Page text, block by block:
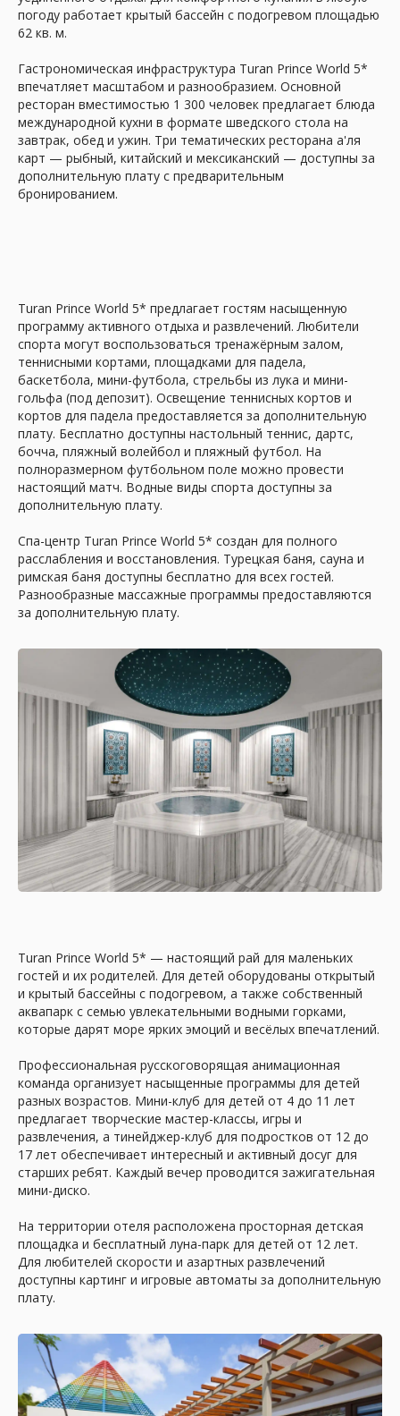
погоду работает крытый бассейн с подогревом площадью
62 кв. м.
Гастрономическая инфраструктура Turan Prince World 5*
впечатляет масштабом и разнообразием. Основной
ресторан вместимостью 1 300 человек предлагает блюда
международной кухни в формате шведского стола на
завтрак, обед и ужин. Три тематических ресторана а'ля
карт — рыбный, китайский и мексиканский — доступны за
дополнительную плату с предварительным
бронированием.
Turan Prince World 5* предлагает гостям насыщенную
программу активного отдыха и развлечений. Любители
спорта могут воспользоваться тренажёрным залом,
теннисными кортами, площадками для падела,
баскетбола, мини-футбола, стрельбы из лука и мини-
гольфа (под депозит). Освещение теннисных кортов и
кортов для падела предоставляется за дополнительную
плату. Бесплатно доступны настольный теннис, дартс,
бочча, пляжный волейбол и пляжный футбол. На
полноразмерном футбольном поле можно провести
настоящий матч. Водные виды спорта доступны за
дополнительную плату.
Спа-центр Turan Prince World 5* создан для полного
расслабления и восстановления. Турецкая баня, сауна и
римская баня доступны бесплатно для всех гостей.
Разнообразные массажные программы предоставляются
за дополнительную плату.
Turan Prince World 5* — настоящий рай для маленьких
гостей и их родителей. Для детей оборудованы открытый
и крытый бассейны с подогревом, а также собственный
аквапарк с семью увлекательными водными горками,
которые дарят море ярких эмоций и весёлых впечатлений.
Профессиональная русскоговорящая анимационная
команда организует насыщенные программы для детей
разных возрастов. Мини-клуб для детей от 4 до 11 лет
предлагает творческие мастер-классы, игры и
развлечения, а тинейджер-клуб для подростков от 12 до
17 лет обеспечивает интересный и активный досуг для
старших ребят. Каждый вечер проводится зажигательная
мини-диско.
На территории отеля расположена просторная детская
площадка и бесплатный луна-парк для детей от 12 лет.
Для любителей скорости и азартных развлечений
доступны картинг и игровые автоматы за дополнительную
плату.
Отельна карте
Почему бронировать
у нас выгодно
Поддержка
на каждом шаге
Наши менеджеры остаются с вами на
проблема решается быстро: от изменения
рейса до организации трансфера или
экскурсии.
Экономия вашего времени
Вместо бесконечных поисков и звонков
вы получаете готовый подбор тура за 30
минут. Мы сразу предложим лучшие
варианты по цене, расположению и
вашим требованиям.
Официальные цены